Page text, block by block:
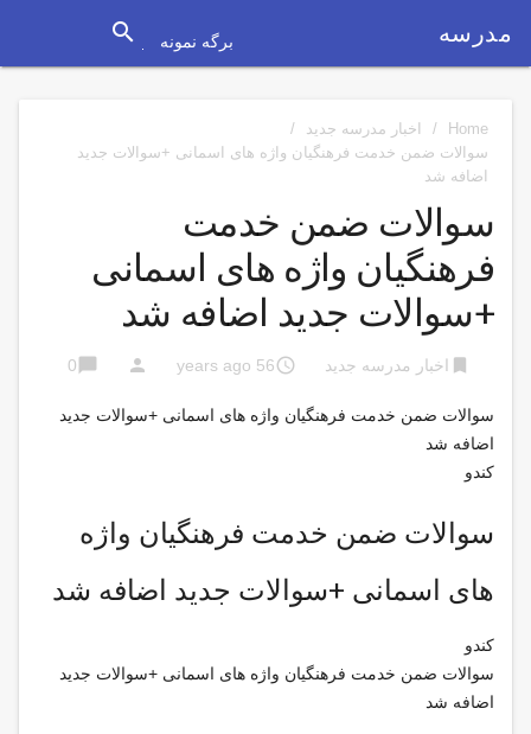
مدرسه برگه نمونه search
Home
/ اخبار مدرسه جدید
/
سوالات ضمن خدمت فرهنگیان واژه های اسمانی +سوالات جدید
اضافه شد
سوالات ضمن خدمت
فرهنگیان واژه های اسمانی
+سوالات جدید اضافه شد
bookmark اخبار مدرسه جدید access_time
56 years ago
person
chat_bubble
0
سوالات ضمن خدمت فرهنگیان واژه های اسمانی +سوالات جدید
اضافه شد
کندو
سوالات ضمن خدمت فرهنگیان واژه
های اسمانی +سوالات جدید اضافه شد
کندو
سوالات ضمن خدمت فرهنگیان واژه های اسمانی +سوالات جدید
اضافه شد